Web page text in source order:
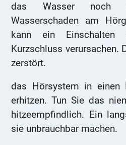
das Wasser noch
Wasserschaden am
kann ein Einschalten
Kurzschluss verursachen.
zerstört.
das Hörsystem in einen
erhitzen. Tun Sie das
hitzeempfindlich. Ein
sie unbrauchbar machen.